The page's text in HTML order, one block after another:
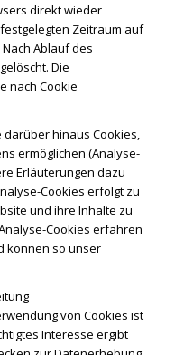
direkt wieder
Zeitraum auf
Ablauf des
Die
nach Cookie
hinaus Cookies,
ermöglichen (Analyse-
Erläuterungen dazu
Cookies erfolgt zu
und ihre Inhalte zu
Cookies erfahren
können so unser
von Cookies ist
Interesse ergibt